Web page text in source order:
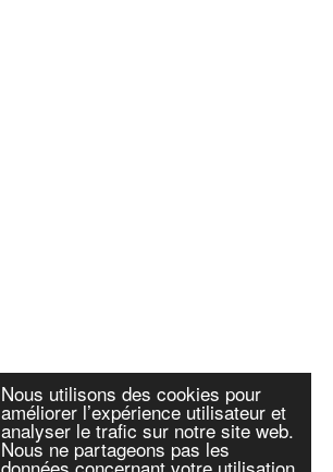
Nous utilisons des cookies pour
améliorer l’expérience utilisateur et
analyser le trafic sur notre site web.
Nous ne partageons pas les